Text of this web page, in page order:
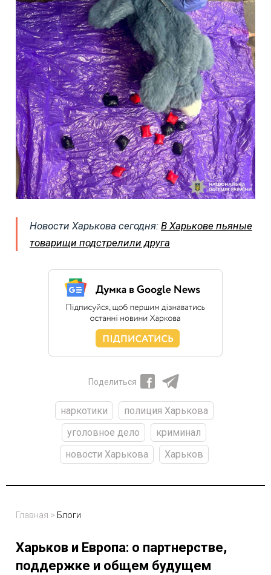
Новости Харькова сегодня: В Харькове пьяные
товарищи подстрелили друга
Поделиться
наркотики
полиция Харькова
уголовное дело
криминал
новости Харькова
Харьков
Главная > Блоги
Харьков и Европа: о партнерстве,
поддержке и общем будущем